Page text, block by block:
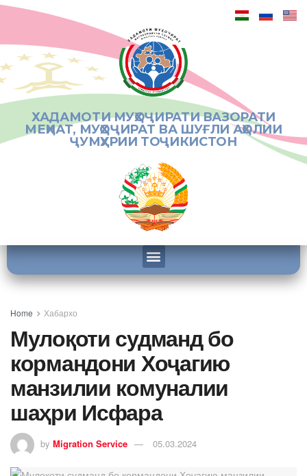
ХАДАМОТИ МУҲОҶИРАТИ ВАЗОРАТИ
МЕҲНАТ, МУҲОҶИРАТ ВА ШУҒЛИ АҲОЛИИ
ҶУМҲУРИИ ТОҶИКИСТОН
Home Хабархо
Мулоқоти судманд бо
кормандони Хоҷагию
манзилии комуналии
шаҳри Исфара
by Migration Service 05.03.2024